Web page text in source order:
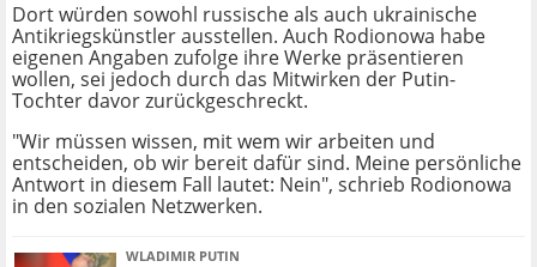
Dort würden sowohl russische als auch ukrainische
Antikriegskünstler ausstellen. Auch Rodionowa habe
eigenen Angaben zufolge ihre Werke präsentieren
wollen, sei jedoch durch das Mitwirken der Putin-
Tochter davor zurückgeschreckt.
"Wir müssen wissen, mit wem wir arbeiten und
entscheiden, ob wir bereit dafür sind. Meine persönliche
Antwort in diesem Fall lautet: Nein", schrieb Rodionowa
in den sozialen Netzwerken.
WLADIMIR PUTIN